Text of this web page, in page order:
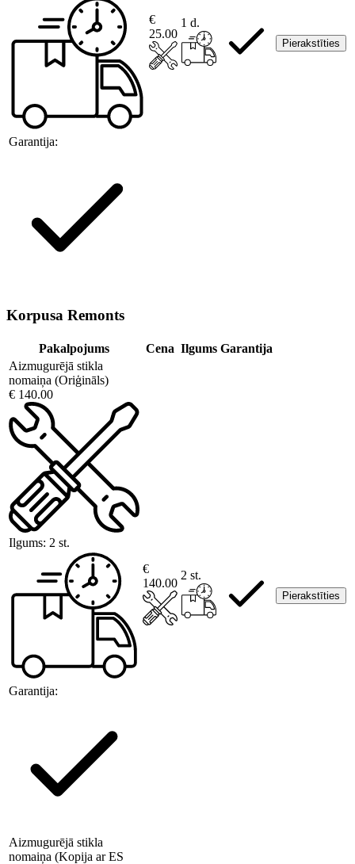
Garantija:
€
25.00
1 d.
Pierakstīties
Korpusa Remonts
Pakalpojums Cena Ilgums Garantija
Aizmugurējā stikla
nomaiņa (Oriģināls)
€ 140.00
Ilgums: 2 st.
Garantija:
€
140.00
2 st.
Pierakstīties
Aizmugurējā stikla
nomaiņa (Kopija ar ES